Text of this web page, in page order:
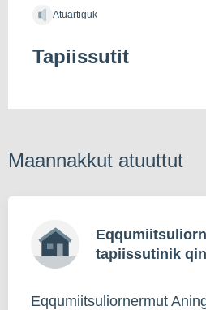
Atuartiguk
Tapiissutit
Maannakkut atuuttut
tapiissutinik
Eqqumiitsuliornermut